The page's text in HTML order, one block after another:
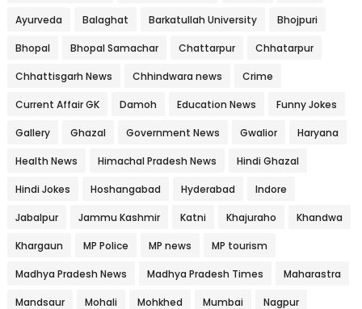
Ayurveda Balaghat Barkatullah University Bhojpuri
Bhopal Bhopal Samachar Chattarpur Chhatarpur
Chhattisgarh News Chhindwara news Crime
Current Affair GK Damoh Education News Funny Jokes
Gallery Ghazal Government News Gwalior Haryana
Health News Himachal Pradesh News Hindi Ghazal
Hindi Jokes Hoshangabad Hyderabad Indore
Jabalpur Jammu Kashmir Katni Khajuraho Khandwa
Khargaun MP Police MP news MP tourism
Madhya Pradesh News Madhya Pradesh Times Maharastra
Mandsaur Mohali Mohkhed Mumbai Nagpur